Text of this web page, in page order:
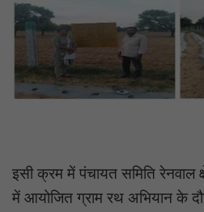
इसी क्रम में पंचायत समिति रेनवाल
में आयोजित ग्राम रथ अभियान के